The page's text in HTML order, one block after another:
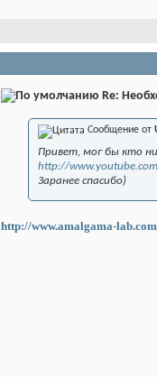
Re:
Сообщение от
Привет, мог бы кто
http://
Заранее спасибо)
http://www.amalgama-